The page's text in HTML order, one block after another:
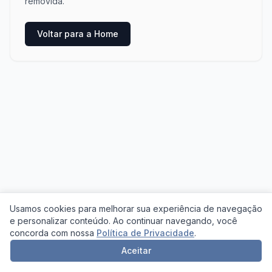
Usamos cookies para melhorar sua experiência de navegação
e personalizar conteúdo. Ao continuar navegando, você
concorda com nossa Política de Privacidade.
Aceitar
Voltar para a Home